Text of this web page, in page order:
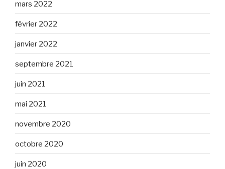
mars 2022
février 2022
janvier 2022
septembre 2021
juin 2021
mai 2021
novembre 2020
octobre 2020
juin 2020